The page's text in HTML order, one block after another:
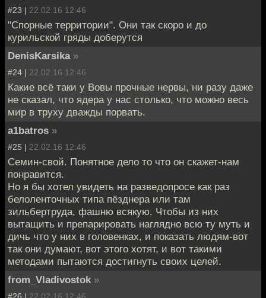
#23 | 22.02.16 12:46
"Спорные территории". Они так скоро и до
курильской гряды доберутся
DenisKarsika »
#24 | 22.02.16 12:46
Какие всё таки у Вовы прочные нервы, ни разу даже
не сказал, что ядера у нас столько, что можно весь
мир в труху дважды порвать.
a1batros »
#25 | 22.02.16 12:46
Семин-свой. Понятное дело то что он скажет-нам
понравится.
Но я бы хотел увидеть на разведопросе как раз
белоленточных типа пёзднера или там
зильбертруда, фашню всякую. Чтобы из них
вытащить и препарировать наглядно всю ту муть и
дичь что у них в головенках, и показать людям-вот
так они думают, вот этого хотят, и вот такими
методами пытаются достигнуть своих целей.
from_Vladivostok »